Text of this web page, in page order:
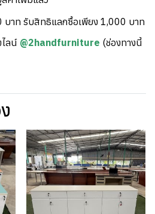
าท รับสิทธิแลกซื้อเพียง 1,000 บาท
ลน์ @2handfurniture (ช่องทางนี้